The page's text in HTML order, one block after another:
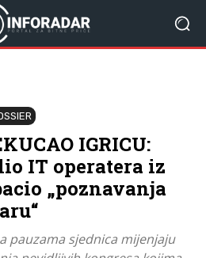
IGRICU:
IT operatera iz
„poznavanja
pauzama sjednica mijenjaju